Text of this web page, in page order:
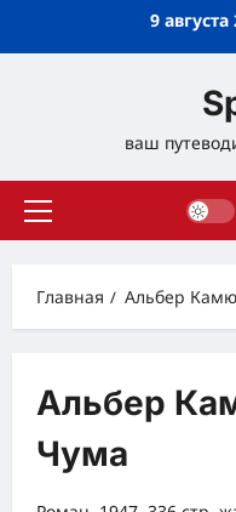
9 августа
ваш
Основное
Главная Альбер
Альбер
Чума